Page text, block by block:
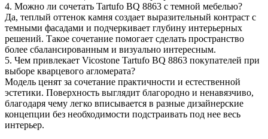
4. Можно ли сочетать Tartufo BQ 8863 с темной мебелью?
Да, теплый оттенок камня создает выразительный контраст с
темными фасадами и подчеркивает глубину интерьерных
решений. Такое сочетание помогает сделать пространство
более сбалансированным и визуально интересным.
5. Чем привлекает Vicostone Tartufo BQ 8863 покупателей при
выборе кварцевого агломерата?
Модель ценят за сочетание практичности и естественной
эстетики. Поверхность выглядит благородно и ненавязчиво,
благодаря чему легко вписывается в разные дизайнерские
концепции без необходимости подстраивать под нее весь
интерьер.